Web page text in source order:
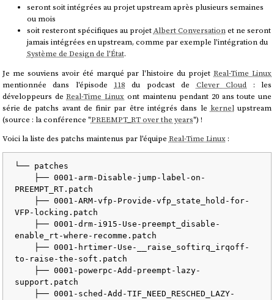
seront soit intégrées au projet upstream après plusieurs semaines
ou mois
soit resteront spécifiques au projetAlbert Conversationet ne seront
jamais intégrées en upstream, comme par exemple l'intégration du
Système de Design de l'État.
Je me souviens avoir été marqué par l'histoire du projetReal-Time Linux
mentionnée dans l'épisode 118 du podcast de Clever Cloud : les
développeurs deReal-Time Linux ont maintenu pendant 20 ans toute une
série de patchs avant de finir par être intégrés dans le kernelupstream
(source : la conférence "PREEMPT_RT over the years") !
Voici la liste des patchs maintenus par l'équipe Real-Time Linux:
└── patches
PREEMPT_RT.patch
VFP-locking.patch
enable_rt-where-recomme.patch
to-raise-the-soft.patch
support.patch